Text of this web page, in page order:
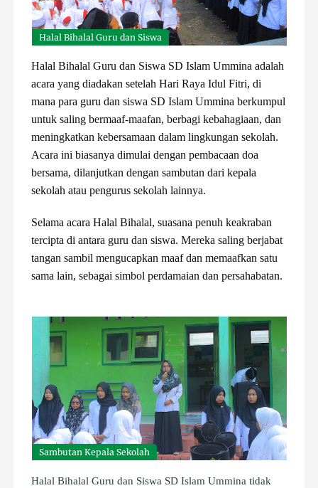
Halal Bihalal Guru dan Siswa
Halal Bihalal Guru dan Siswa SD Islam Ummina adalah
acara yang diadakan setelah Hari Raya Idul Fitri, di
mana para guru dan siswa SD Islam Ummina berkumpul
untuk saling bermaaf-maafan, berbagi kebahagiaan, dan
meningkatkan kebersamaan dalam lingkungan sekolah.
Acara ini biasanya dimulai dengan pembacaan doa
bersama, dilanjutkan dengan sambutan dari kepala
sekolah atau pengurus sekolah lainnya.
Selama acara Halal Bihalal, suasana penuh keakraban
tercipta di antara guru dan siswa. Mereka saling berjabat
tangan sambil mengucapkan maaf dan memaafkan satu
sama lain, sebagai simbol perdamaian dan persahabatan.
Sambutan Kepala Sekolah
Halal Bihalal Guru dan Siswa SD Islam Ummina tidak